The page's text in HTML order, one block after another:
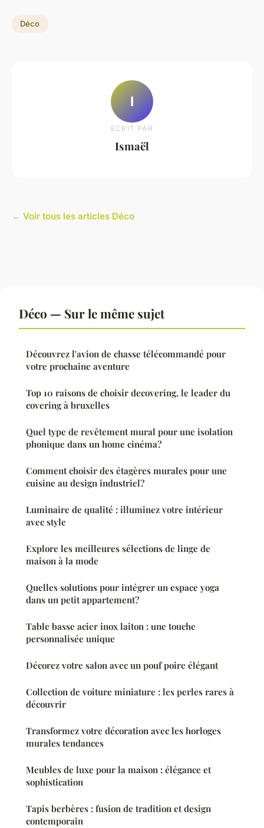
Déco
I
ECRIT PAR
Ismaël
← Voir tous les articles Déco
Déco — Sur le même sujet
Découvrez l'avion de chasse télécommandé pour
votre prochaine aventure
Top 10 raisons de choisir decovering, le leader du
covering à bruxelles
Quel type de revêtement mural pour une isolation
phonique dans un home cinéma?
Comment choisir des étagères murales pour une
cuisine au design industriel?
Luminaire de qualité : illuminez votre intérieur
avec style
Explore les meilleures sélections de linge de
maison à la mode
Quelles solutions pour intégrer un espace yoga
dans un petit appartement?
Table basse acier inox laiton : une touche
personnalisée unique
Décorez votre salon avec un pouf poire élégant
Collection de voiture miniature : les perles rares à
découvrir
Transformez votre décoration avec les horloges
murales tendances
Meubles de luxe pour la maison : élégance et
sophistication
Tapis berbères : fusion de tradition et design
contemporain